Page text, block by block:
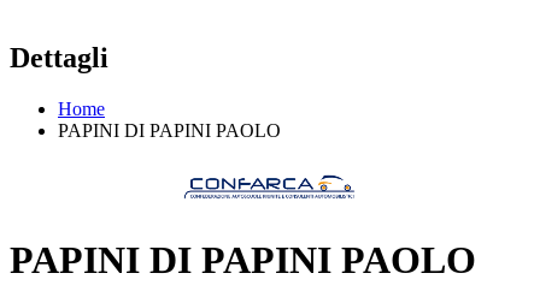
Dettagli
Home
PAPINI DI PAPINI PAOLO
PAPINI DI PAPINI PAOLO